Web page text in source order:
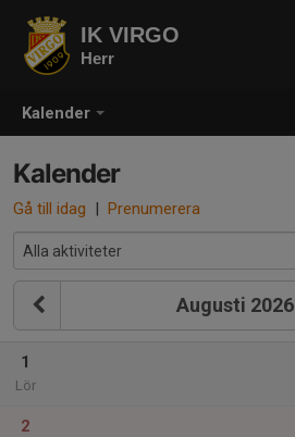
Kalender
IK VIRGO
Herr
Kalender
Gå till idag | Prenumerera
Augusti 2026
1
Lör
2